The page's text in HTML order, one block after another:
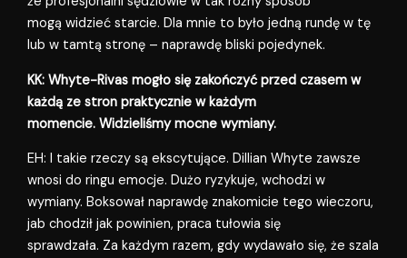
mogą widzieć starcie. Dla mnie to było jedną rundę w tę
lub w tamtą stronę – naprawdę bliski pojedynek.
KK: Whyte-Rivas mogło się zakończyć przed czasem w
każdą ze stron praktycznie w każdym
momencie. Widzieliśmy mocne wymiany.
EH: I takie rzeczy są ekscytujące. Dillian Whyte zawsze
wnosi do ringu emocje. Dużo ryzykuje, wchodzi w
wymiany. Boksował naprawdę znakomicie tego wieczoru,
jab chodził jak powinien, praca tułowia się
sprawdzała. Za każdym razem, gdy wydawało się, że szala